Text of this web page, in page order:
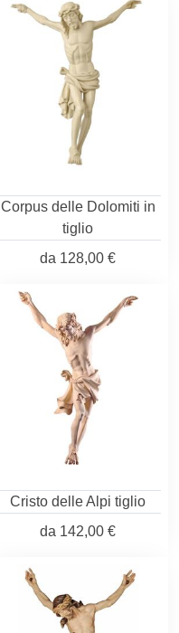
Corpus delle Dolomiti in
tiglio
da 128,00 €
Cristo delle Alpi tiglio
da 142,00 €